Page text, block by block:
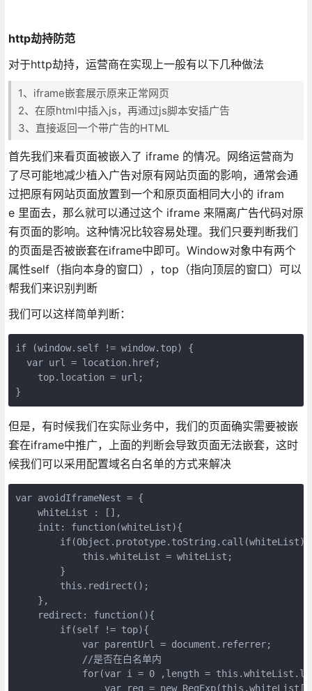
http劫持防范
对于http劫持，运营商在实现上一般有以下几种做法
1、iframe嵌套展示原来正常网页
2、在原html中插入js，再通过js脚本安插广告
3、直接返回一个带广告的HTML
首先我们来看页面被嵌入了 iframe 的情况。网络运营商为
了尽可能地减少植入广告对原有网站页面的影响，通常会通
过把原有网站页面放置到一个和原页面相同大小的 ifram
e 里面去，那么就可以通过这个 iframe 来隔离广告代码对原
有页面的影响。这种情况比较容易处理。我们只要判断我们
的页面是否被嵌套在iframe中即可。Window对象中有两个
属性self（指向本身的窗口），top（指向顶层的窗口）可以
帮我们来识别判断
我们可以这样简单判断：
if (window.self != window.top) {
  var url = location.href;
    top.location = url;
}
但是，有时候我们在实际业务中，我们的页面确实需要被嵌
套在iframe中推广，上面的判断会导致页面无法嵌套，这时
候我们可以采用配置域名白名单的方式来解决
var avoidIframeNest = {
    whiteList : [],
    init: function(whiteList){
if(Object.prototype.toString.call(whiteList)
            this.whiteList = whiteList;
        }
        this.redirect();
    },
    redirect: function(){
        if(self != top){
            var parentUrl = document.referrer;
            //是否在白名单内
for(var i = 0 ,length =
var reg = new